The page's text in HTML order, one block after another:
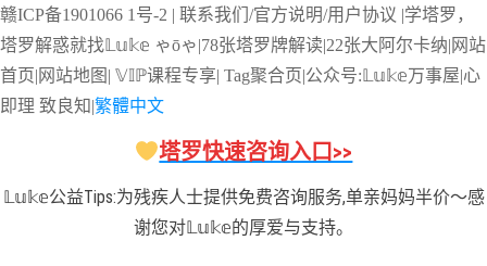
#权杖骑士意思 #死神牌意思 #皇后牌意思
#皇帝牌意思 #节制牌意思 #隐士牌意思 #高塔牌意思
#魔术师意思 圣杯骑士意思
赣ICP备1901066 1号-2 | 联系我们/官方说明/用户协议 |学塔罗，
塔罗解惑就找𝕃𝕦𝕜𝕖 ゃōゃ|78张塔罗牌解读|22张大阿尔卡纳| 网站
首页| 网站地图 | 𝕍𝕀ℙ课程专享| Tag聚合页|公众号:𝕃𝕦𝕜𝕖万事屋|心
即理 致良知|繁體中文
塔罗快速咨询入口>>
𝕃𝕦𝕜𝕖公益Tips:为残疾人士提供免费咨询服务,单亲妈妈半价～感
谢您对𝕃𝕦𝕜𝕖的厚爱与支持。